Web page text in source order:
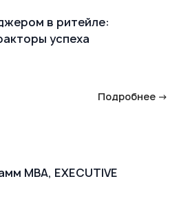
в ритейле:
успеха
Подробнее →
MBA, EXECUTIVE